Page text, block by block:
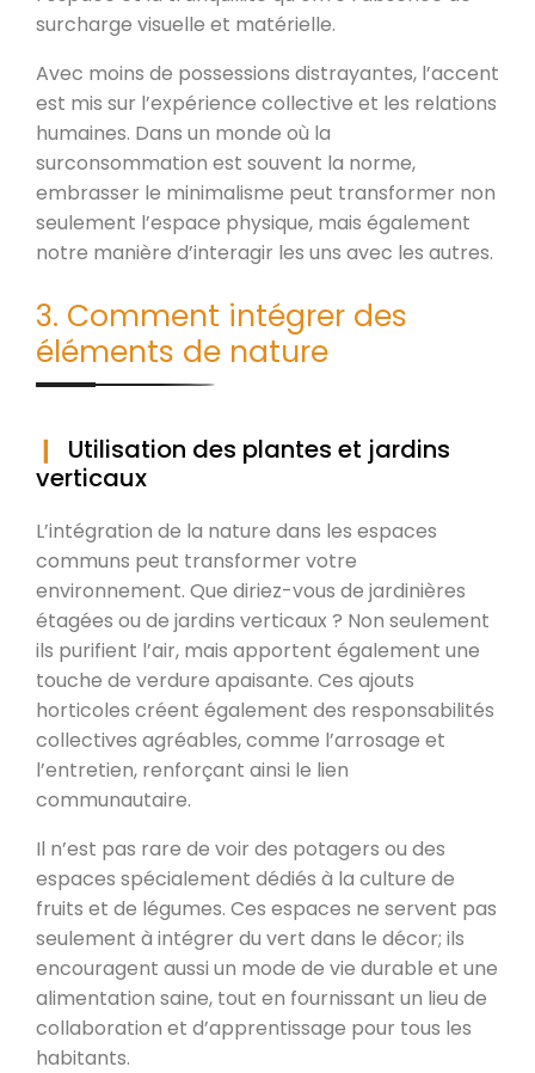
surcharge visuelle et matérielle.
Avec moins de possessions distrayantes, l’accent
est mis sur l’expérience collective et les relations
humaines. Dans un monde où la
surconsommation est souvent la norme,
embrasser le minimalisme peut transformer non
seulement l’espace physique, mais également
notre manière d’interagir les uns avec les autres.
3. Comment intégrer des
éléments de nature
Utilisation des plantes et jardins
verticaux
L’intégration de la nature dans les espaces
communs peut transformer votre
environnement. Que diriez-vous de jardinières
étagées ou de jardins verticaux ? Non seulement
ils purifient l’air, mais apportent également une
touche de verdure apaisante. Ces ajouts
horticoles créent également des responsabilités
collectives agréables, comme l’arrosage et
l’entretien, renforçant ainsi le lien
communautaire.
Il n’est pas rare de voir des potagers ou des
espaces spécialement dédiés à la culture de
fruits et de légumes. Ces espaces ne servent pas
seulement à intégrer du vert dans le décor; ils
encouragent aussi un mode de vie durable et une
alimentation saine, tout en fournissant un lieu de
collaboration et d’apprentissage pour tous les
habitants.